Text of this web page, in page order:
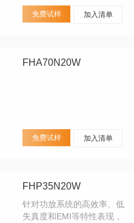
转换器，高压H桥PMW马达
驱动。对标其它场效应管品
免费试样 加入清单
FHA70N20W
免费试样 加入清单
FHP35N20W
针对功放系统的高效率、低
失真度和EMI等特性表现，